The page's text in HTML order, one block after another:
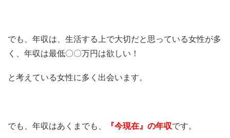
でも、年収は、生活する上で大切だと思っている女性が多
く、年収は最低〇〇万円は欲しい！
と考えている女性に多く出会います。
でも、年収はあくまでも、 『今現在』の年収です。